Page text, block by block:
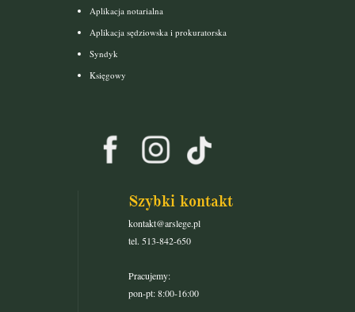
Aplikacja notarialna
Aplikacja sędziowska i prokuratorska
Syndyk
Księgowy
Szybki kontakt
kontakt@arslege.pl
tel. 513-842-650
Pracujemy:
pon-pt: 8:00-16:00